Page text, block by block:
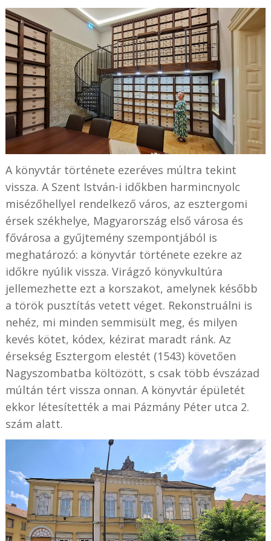
A könyvtár története ezeréves múltra tekint
vissza. A Szent István-i időkben harmincnyolc
misézőhellyel rendelkező város, az esztergomi
érsek székhelye, Magyarország első városa és
fővárosa a gyűjtemény szempontjából is
meghatározó: a könyvtár története ezekre az
időkre nyúlik vissza. Virágzó könyvkultúra
jellemezhette ezt a korszakot, amelynek később
a török pusztítás vetett véget. Rekonstruálni is
nehéz, mi minden semmisült meg, és milyen
kevés kötet, kódex, kézirat maradt ránk. Az
érsekség Esztergom elestét (1543) követően
Nagyszombatba költözött, s csak több évszázad
múltán tért vissza onnan. A könyvtár épületét
ekkor létesítették a mai Pázmány Péter utca 2.
szám alatt.